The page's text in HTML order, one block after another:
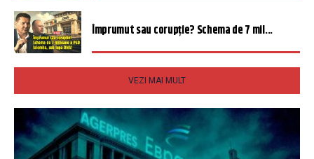
Împrumut sau corupție? Schema de 7 mil...
VEZI MAI MULT